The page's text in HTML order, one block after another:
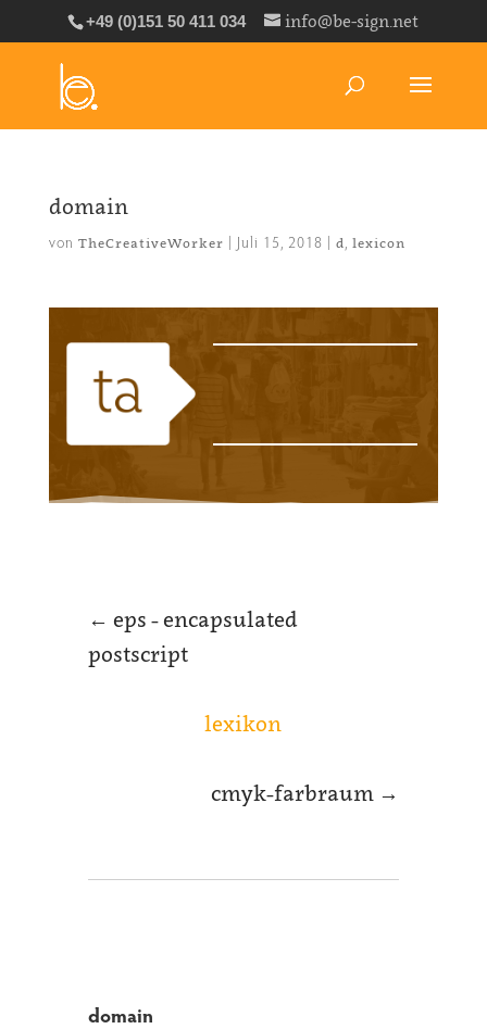
+49 (0)151 50 411 034 info@be-sign.net
domain
von TheCreativeWorker | Juli 15, 2018 | d, lexicon
← eps - encapsulated
postscript
lexikon
cmyk-farbraum →
domain